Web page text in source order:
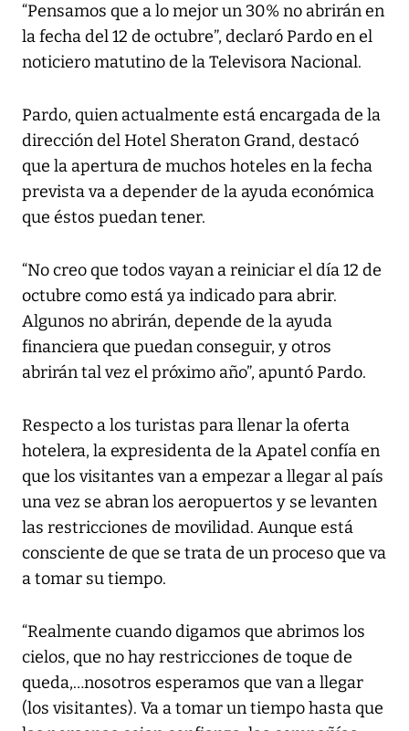
“Pensamos que a lo mejor un 30% no abrirán en
la fecha del 12 de octubre”, declaró Pardo en el
noticiero matutino de la Televisora Nacional.
Pardo, quien actualmente está encargada de la
dirección del Hotel Sheraton Grand, destacó
que la apertura de muchos hoteles en la fecha
prevista va a depender de la ayuda económica
que éstos puedan tener.
“No creo que todos vayan a reiniciar el día 12 de
octubre como está ya indicado para abrir.
Algunos no abrirán, depende de la ayuda
financiera que puedan conseguir, y otros
abrirán tal vez el próximo año”, apuntó Pardo.
Respecto a los turistas para llenar la oferta
hotelera, la expresidenta de la Apatel confía en
que los visitantes van a empezar a llegar al país
una vez se abran los aeropuertos y se levanten
las restricciones de movilidad. Aunque está
consciente de que se trata de un proceso que va
a tomar su tiempo.
“Realmente cuando digamos que abrimos los
cielos, que no hay restricciones de toque de
queda,…nosotros esperamos que van a llegar
(los visitantes). Va a tomar un tiempo hasta que